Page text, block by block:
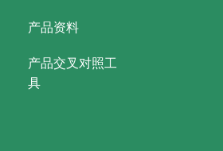
产品资料
产品交叉对照工
具